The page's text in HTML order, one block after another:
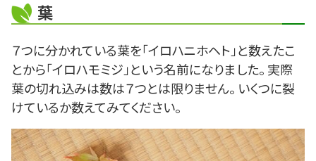
葉
７つに分かれている葉を「イロハニホヘト」と数えたこ
とから「イロハモミジ」という名前になりました。 実際
葉の切れ込みは数は７つとは限りません。 いくつに裂
けているか数えてみてください。